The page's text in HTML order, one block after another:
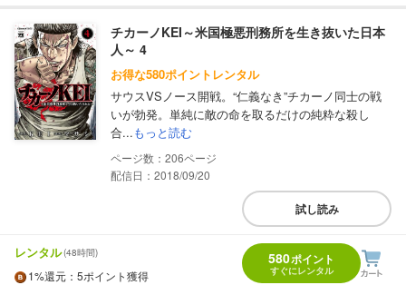
チカーノKEI～米国極悪刑務所を生き抜いた日本
人～ 4
お得な580ポイントレンタル
サウスVSノース開戦。“仁義なき”チカーノ同士の戦
いが勃発。単純に敵の命を取るだけの純粋な殺し
合...もっと読む
206
配信日：2018/09/20
試し読み
レンタル(48時間)
1%還元 ：5ポイント獲得
580ポイント
すぐにレンタル